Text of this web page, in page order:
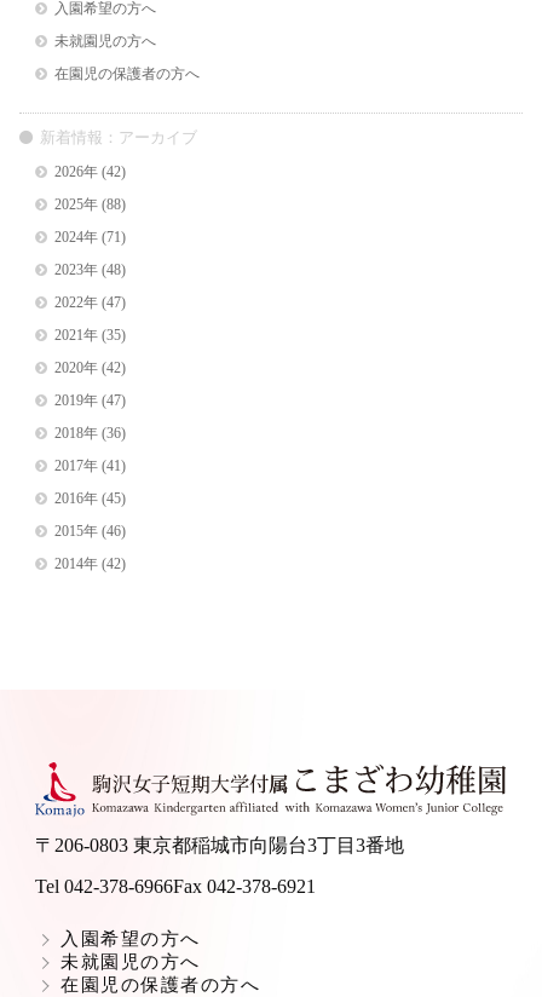
入園希望の方へ
未就園児の方へ
在園児の保護者の方へ
新着情報：アーカイブ
2026年(42)
2025年(88)
2024年(71)
2023年(48)
2022年(47)
2021年(35)
2020年(42)
2019年(47)
2018年(36)
2017年(41)
2016年(45)
2015年(46)
2014年(42)
〒206-0803 東京都稲城市向陽台3丁目3番地
Tel 042-378-6966Fax 042-378-6921
入園希望の方へ
未就園児の方へ
在園児の保護者の方へ